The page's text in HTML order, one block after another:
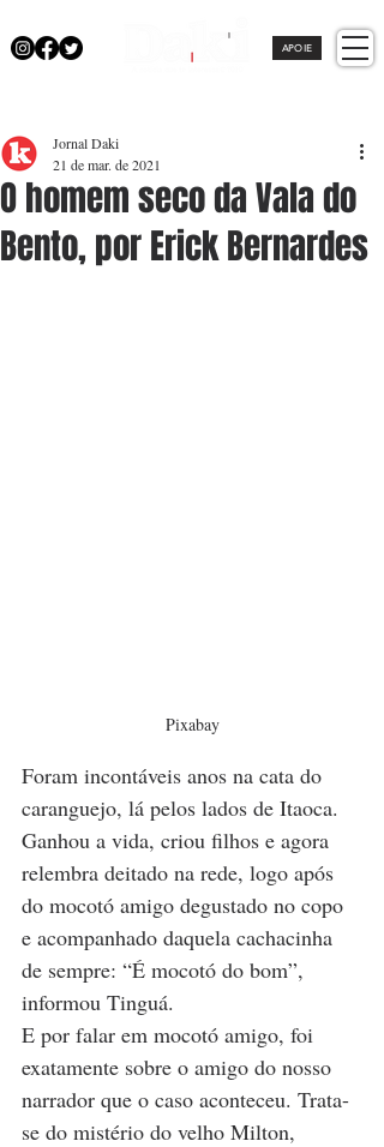
APOIE
O homem seco da Vala do
Bento, por Erick Bernardes
Jornal Daki
21 de mar. de 2021
Pixabay
Foram incontáveis anos na cata do
caranguejo, lá pelos lados de Itaoca.
Ganhou a vida, criou filhos e agora
relembra deitado na rede, logo após
do mocotó amigo degustado no copo
e acompanhado daquela cachacinha
de sempre: “É mocotó do bom”,
informou Tinguá.
E por falar em mocotó amigo, foi
exatamente sobre o amigo do nosso
narrador que o caso aconteceu. Trata-
se do mistério do velho Milton,